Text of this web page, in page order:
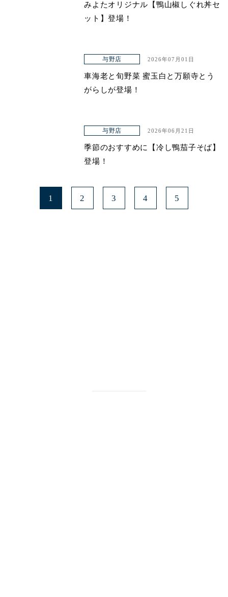
みよたオリジナル【鴨山椒しぐれ丼セ
ット】登場！
与野店 2026年07月01日
車海老と旬野菜 蜜玉白と万願寺とう
がらしが登場！
与野店 2026年06月21日
季節のおすすめに【冷し鴨茄子そば】
登場！
1 2 3 4 5